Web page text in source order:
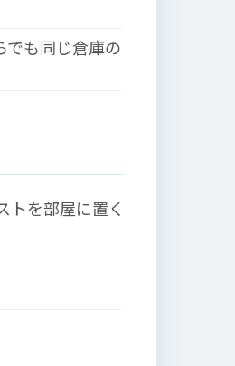
でも同じ倉庫の
トを部屋に置く